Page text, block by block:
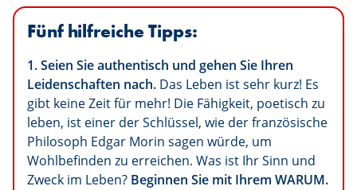
Fünf hilfreiche Tipps:
1. Seien Sie authentisch und gehen Sie Ihren
Leidenschaften nach. Das Leben ist sehr kurz! Es
gibt keine Zeit für mehr! Die Fähigkeit, poetisch zu
leben, ist einer der Schlüssel, wie der französische
Philosoph Edgar Morin sagen würde, um
Wohlbefinden zu erreichen. Was ist Ihr Sinn und
Zweck im Leben? Beginnen Sie mit Ihrem WARUM.